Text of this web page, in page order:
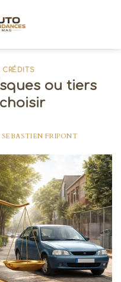
CRÉDITS
ou tiers
SEBASTIEN FRIPONT